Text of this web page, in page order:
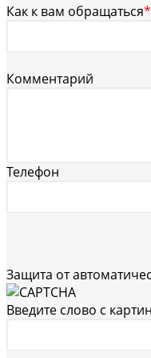
Как к вам обращаться*
Комментарий
Телефон
Защита от
Введите слово с